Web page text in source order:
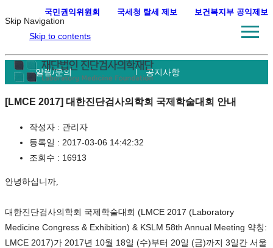
Skip Navigation
Skip to contents
알림/문의 공지사항
[LMCE 2017] 대한진단검사의학회 국제학술대회 안내
작성자 : 관리자
등록일 : 2017-03-06 14:42:32
조회수 : 16913
안녕하십니까,
대한진단검사의학회 국제학술대회 (LMCE 2017 (Laboratory
Medicine Congress & Exhibition) & KSLM 58th Annual Meeting 약칭 :
LMCE 2017)가 2017년 10월 18일 (수)부터 20일 (금)까지 3일간 서울
국민권익위원회 국세청 탈세 제보 보건복지부 공익제보